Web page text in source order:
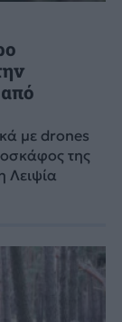
με drones
της
Λειψία